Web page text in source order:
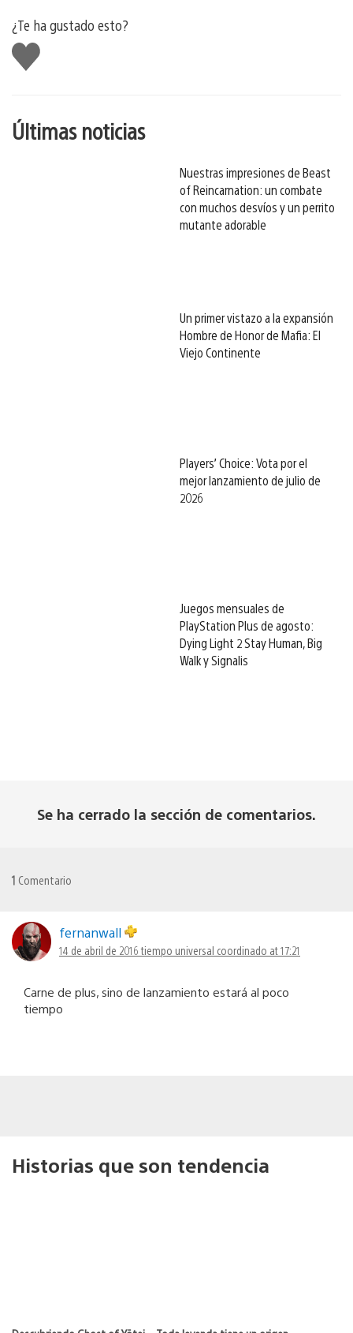
¿Te ha gustado esto?
Me
gusta
Últimas noticias
Nuestras impresiones de Beast
of Reincarnation: un combate
con muchos desvíos y un perrito
mutante adorable
Un primer vistazo a la expansión
Hombre de Honor de Mafia: El
Viejo Continente
Players’ Choice: Vota por el
mejor lanzamiento de julio de
2026
Juegos mensuales de
PlayStation Plus de agosto:
Dying Light 2 Stay Human, Big
Walk y Signalis
Se ha cerrado la sección de comentarios.
1 Comentario
fernanwall
14 de abril de 2016 tiempo universal coordinado at 17:21
Carne de plus, sino de lanzamiento estará al poco
tiempo
Historias que son tendencia